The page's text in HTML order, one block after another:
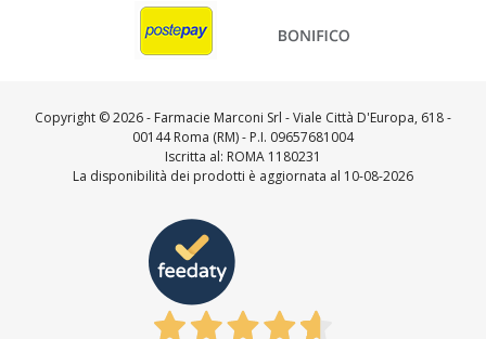
Copyright ©2026 - Farmacie Marconi Srl - Viale Città D'Europa, 618 -
00144 Roma (RM) - P.I. 09657681004
Iscritta al: ROMA 1180231
La disponibilità dei prodotti è aggiornata al 10-08-2026